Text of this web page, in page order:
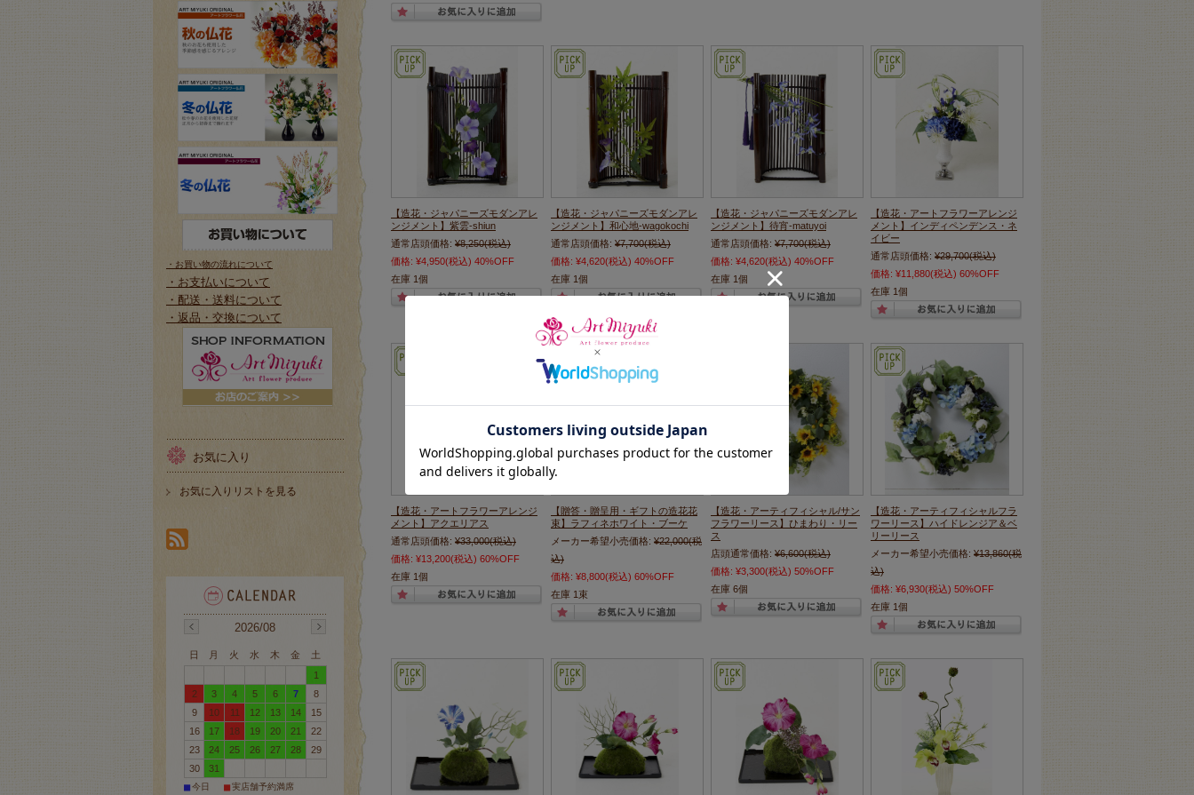
【造花・ジャパニーズモダンアレ
ンジメント】紫雲-shiun
通常店頭価格: ¥8,250(税込)
価格: ¥4,950(税込) 40%OFF
在庫 1個
【造花・ジャパニーズモダンアレ
ンジメント】和心地-wagokochi
通常店頭価格: ¥7,700(税込)
価格: ¥4,620(税込) 40%OFF
在庫 1個
【造花・ジャパニーズモダンアレ
ンジメント】待宵-matuyoi
通常店頭価格: ¥7,700(税込)
価格: ¥4,620(税込) 40%OFF
在庫 1個
【造花・アートフラワーアレンジ
メント】インディペンデンス・ネ
イビー
通常店頭価格: ¥29,700(税込)
価格: ¥11,880(税込) 60%OFF
在庫 1個
【造花・アートフラワーアレンジ
メント】アクエリアス
通常店頭価格: ¥33,000(税込)
価格: ¥13,200(税込) 60%OFF
在庫 1個
【贈答・贈呈用・ギフトの造花花
束】ラフィネホワイト・ブーケ
メーカー希望小売価格: ¥22,000(税
込)
価格: ¥8,800(税込) 60%OFF
在庫 1束
【造花・アーティフィシャル/サン
フラワーリース】ひまわり・リー
ス
店頭通常価格: ¥6,600(税込)
価格: ¥3,300(税込) 50%OFF
在庫 6個
【造花・アーティフィシャルフラ
ワーリース】ハイドレンジア＆ベ
リーリース
メーカー希望小売価格: ¥13,860(税
込)
価格: ¥6,930(税込) 50%OFF
在庫 1個
・お買い物の流れについて
・お支払いについて
・配送・送料について
・返品・交換について
お気に入り
お気に入りリストを見る
2026/08
日 月 火 水 木 金
土
1
2
3 4 5 6 7
8
9
10 11 12 13 14
15
16
17 18 19 20 21
22
23
24 25 26 27 28
29
30
31
■今日 ■実店舗予約満席